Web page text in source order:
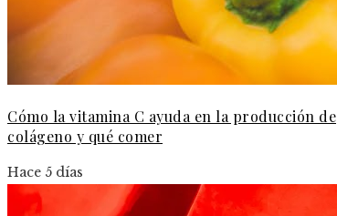
Cómo la vitamina C ayuda en la producción de
colágeno y qué comer
Hace 5 días